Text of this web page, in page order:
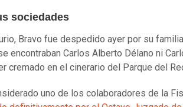
sociedades
Bravo fue despedido ayer por su
encontraban Carlos Alberto Délano ni
cremado en el cinerario del Parque del
uno de los colaboradores de la